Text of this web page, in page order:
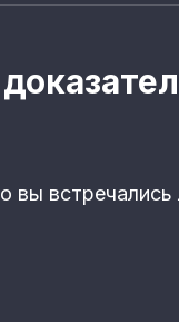
вы встречались